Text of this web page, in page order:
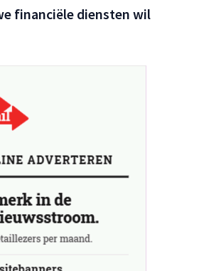
financiële diensten wil